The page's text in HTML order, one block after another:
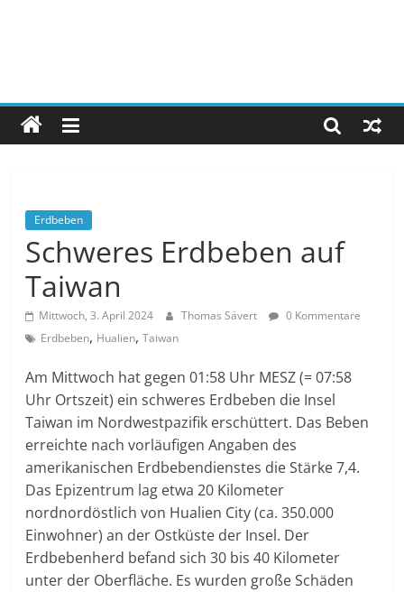
Erdbeben
Schweres Erdbeben auf
Taiwan
Mittwoch, 3. April 2024 Thomas Sävert
0 Kommentare
Erdbeben, Hualien,Taiwan
Am Mittwoch hat gegen 01:58 Uhr MESZ (= 07:58
Uhr Ortszeit) ein schweres Erdbeben die Insel
Taiwan im Nordwestpazifik erschüttert. Das Beben
erreichte nach vorläufigen Angaben des
amerikanischen Erdbebendienstes die Stärke 7,4.
Das Epizentrum lag etwa 20 Kilometer
nordnordöstlich von Hualien City (ca. 350.000
Einwohner) an der Ostküste der Insel. Der
Erdbebenherd befand sich 30 bis 40 Kilometer
unter der Oberfläche. Es wurden große Schäden